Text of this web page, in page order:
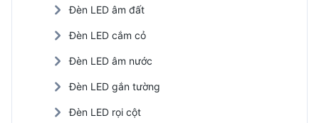
Đèn LED âm đất
Đèn LED cắm cỏ
Đèn LED âm nước
Đèn LED gắn tường
Đèn LED rọi cột